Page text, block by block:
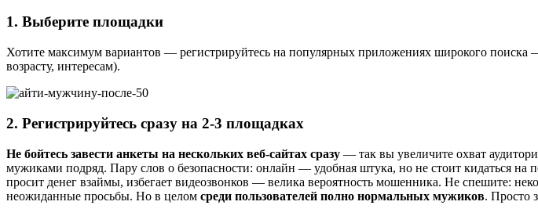
1. Выберите площадки
Хотите максимум вариантов — регистрируйтесь на популярных приложениях широкого
возрасту, интересам).
2. Регистрируйтесь сразу на 2-3 площадках
Не бойтесь завести анкеты на нескольких веб-сайтах сразу — так вы увеличите охват
мужиками подряд. Пару слов о безопасности: онлайн — удобная штука, но не стоит кидаться
просит денег взаймы, избегает видеозвонков — велика вероятность мошенника. Не спешите:
неожиданные просьбы. Но в целом среди пользователей полно нормальных мужиков. Просто